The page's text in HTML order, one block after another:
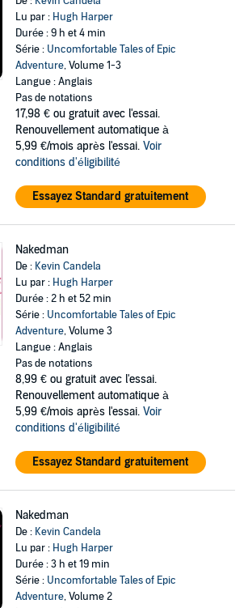
Lu par : Hugh Harper
Durée : 9 h et 4 min
Série : Uncomfortable Tales of Epic
Adventure, Volume 1-3
Langue : Anglais
Pas de notations
17,98 € ou gratuit avec l'essai.
Renouvellement automatique à
5,99 €/mois après l'essai. Voir
conditions d'éligibilité
Essayez Standard gratuitement
Nakedman
De : Kevin Candela
Lu par : Hugh Harper
Durée : 2 h et 52 min
Série : Uncomfortable Tales of Epic
Adventure, Volume 3
Langue : Anglais
Pas de notations
8,99 € ou gratuit avec l'essai.
Renouvellement automatique à
5,99 €/mois après l'essai. Voir
conditions d'éligibilité
Essayez Standard gratuitement
Nakedman
De : Kevin Candela
Lu par : Hugh Harper
Durée : 3 h et 19 min
Série : Uncomfortable Tales of Epic
Adventure, Volume 2